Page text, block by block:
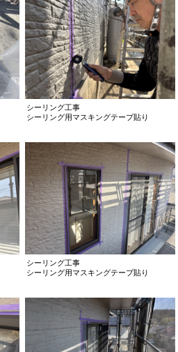
シーリング工事
シーリング用マスキングテープ貼り
シーリング工事
シーリング用マスキングテープ貼り